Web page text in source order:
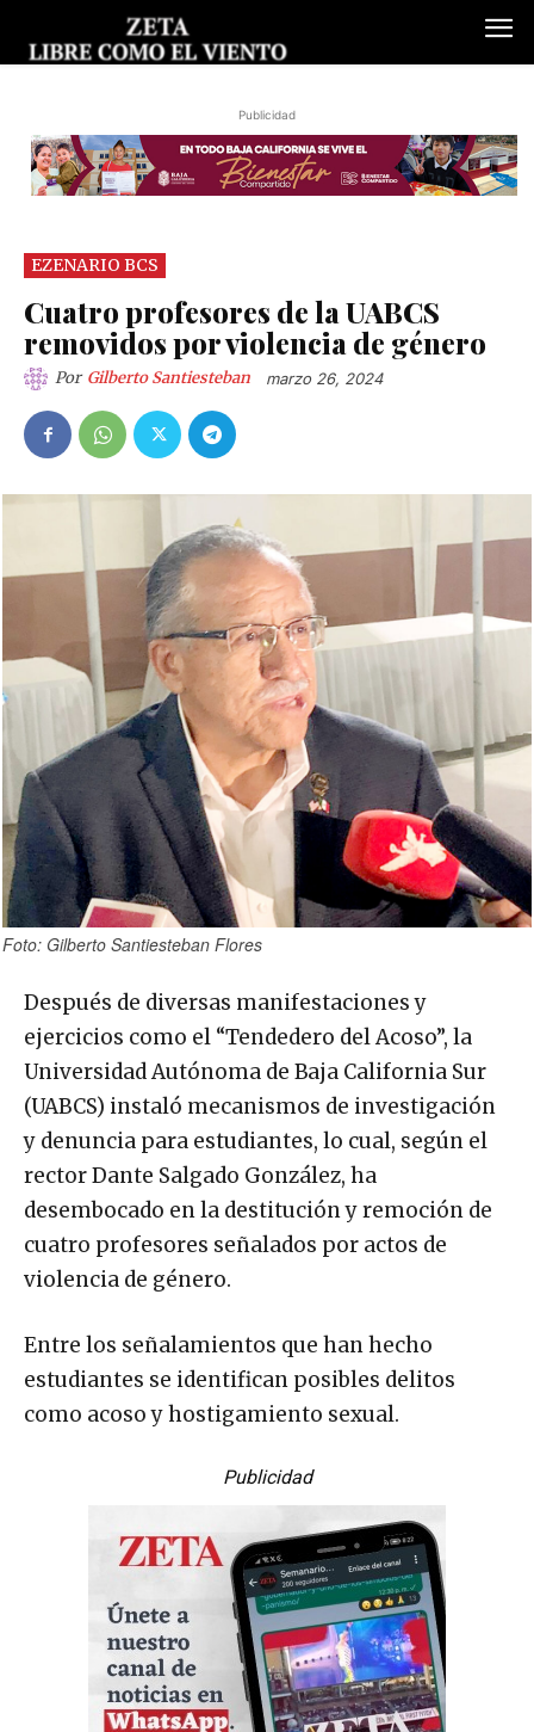
Publicidad
EZENARIO BCS
Cuatro profesores de la UABCS
removidos por violencia de género
Por Gilberto Santiesteban marzo 26, 2024
Foto: Gilberto Santiesteban Flores
Después de diversas manifestaciones y
ejercicios como el “Tendedero del Acoso”, la
Universidad Autónoma de Baja California Sur
(UABCS) instaló mecanismos de investigación
y denuncia para estudiantes, lo cual, según el
rector Dante Salgado González, ha
desembocado en la destitución y remoción de
cuatro profesores señalados por actos de
violencia de género.
Entre los señalamientos que han hecho
estudiantes se identifican posibles delitos
como acoso y hostigamiento sexual.
Publicidad